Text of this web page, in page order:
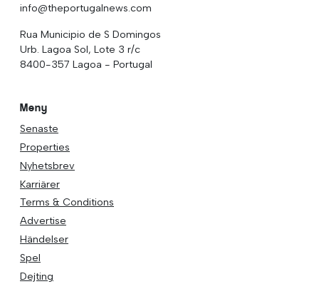
info@theportugalnews.com
Rua Municipio de S Domingos
Urb. Lagoa Sol, Lote 3 r/c
8400-357 Lagoa - Portugal
Meny
Senaste
Properties
Nyhetsbrev
Karriärer
Terms & Conditions
Advertise
Händelser
Spel
Dejting